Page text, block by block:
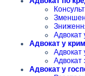
Адвокат
Адвокат у
Адвокат
Адвокат
Адвокат у